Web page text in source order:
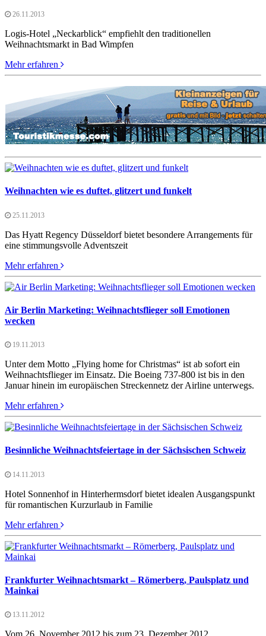
26.11.2013
Logis-Hotel „Neckarblick“ empfiehlt den traditionellen
Weihnachtsmarkt in Bad Wimpfen
Mehr erfahren
Weihnachten wie es duftet, glitzert und funkelt
25.11.2013
Das Hyatt Regency Düsseldorf bietet besondere Arrangements für
eine stimmungsvolle Adventszeit
Mehr erfahren
Air Berlin Marketing: Weihnachtsflieger soll Emotionen
wecken
19.11.2013
Unter dem Motto „Flying home for Christmas“ ist ab sofort ein
Weihnachtsflieger im Einsatz. Die Boeing 737-800 ist bis in den
Januar hinein im europäischen Streckennetz der Airline unterwegs.
Mehr erfahren
Besinnliche Weihnachtsfeiertage in der Sächsischen Schweiz
14.11.2013
Hotel Sonnenhof in Hinterhermsdorf bietet idealen Ausgangspunkt
für romantischen Kurzurlaub in Familie
Mehr erfahren
Frankfurter Weihnachtsmarkt – Römerberg, Paulsplatz und
Mainkai
13.11.2012